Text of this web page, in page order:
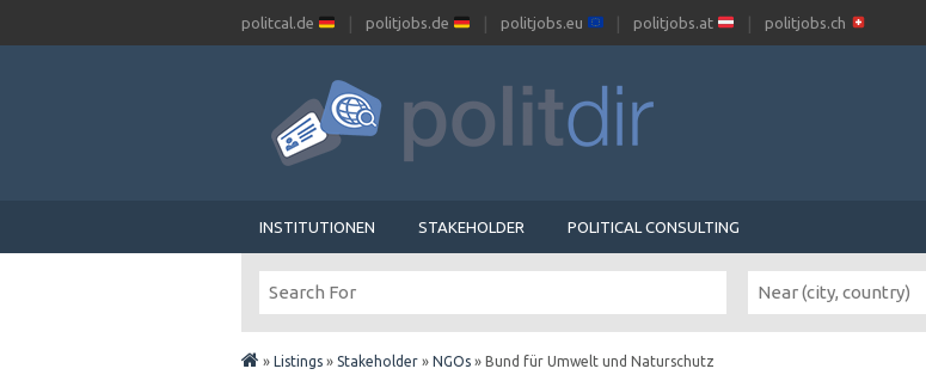
politcal.de politjobs.de politjobs.eu politjobs.at politjobs.ch
INSTITUTIONEN STAKEHOLDER POLITICAL CONSULTING
» Listings » Stakeholder » NGOs » Bund für Umwelt und Naturschutz